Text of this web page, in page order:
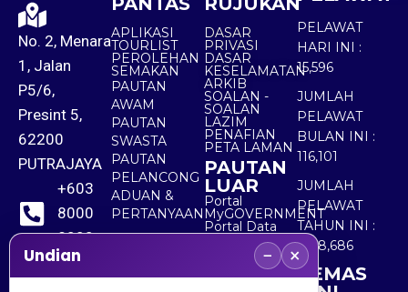
No. 2, Menara
1, Jalan
P5/6,
Presint 5,
62200
PUTRAJAYA
+603
8000
8000
+603
APLIKASI
TOURLIST
PEROLEHAN
SEMAKAN
PAUTAN
AWAM
PAUTAN
SWASTA
PAUTAN
PELANCONG
ADUAN &
PERTANYAAN
DASAR
PRIVASI
DASAR
KESELAMATAN
ARKIB
SOALAN -
SOALAN
LAZIM
PENAFIAN
PETA LAMAN
PAUTAN
LUAR
Portal
MyGOVERNMENT
Portal Data
Terbuka
Sektor Awam
PELAWAT
HARI INI :
15,596
JUMLAH
PELAWAT
BULAN INI :
116,101
JUMLAH
PELAWAT
TAHUN INI :
5,518,686
KEMAS
Undian − ×